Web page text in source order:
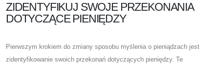
ZIDENTYFIKUJ SWOJE PRZEKONANIA
DOTYCZĄCE PIENIĘDZY
Pierwszym krokiem do zmiany sposobu myślenia o pieniądzach jest
zidentyfikowanie swoich przekonań dotyczących pieniędzy. Te